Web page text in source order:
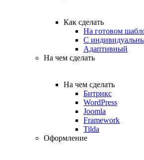
Как сделать
На готовом
С
Адаптивный
На чем сделать
На чем сделать
Битрикс
WordPress
Joomla
Framework
Tilda
Оформление